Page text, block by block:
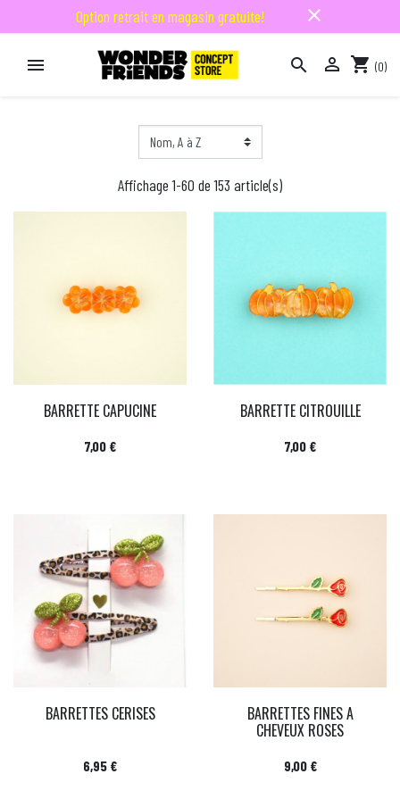
Option retrait en magasin gratuite! close
   shopping_cart (0)
Affichage 1-60 de 153 article(s)
BARRETTE CAPUCINE
Prix
7,00 €
BARRETTE CITROUILLE
Prix
7,00 €
BARRETTES CERISES
Prix
6,95 €
BARRETTES FINES A
CHEVEUX ROSES
Prix
9,00 €